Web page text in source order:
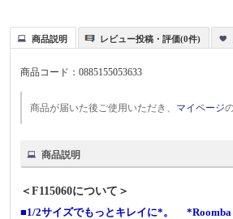
商品説明 レビュー投稿・評価(0件)
商品コード：0885155053633
商品が届いた後ご使用いただき、 マイページ
商品説明
＜F115060について＞
■1/2サイズでもっとキレイに*。 *Roomba